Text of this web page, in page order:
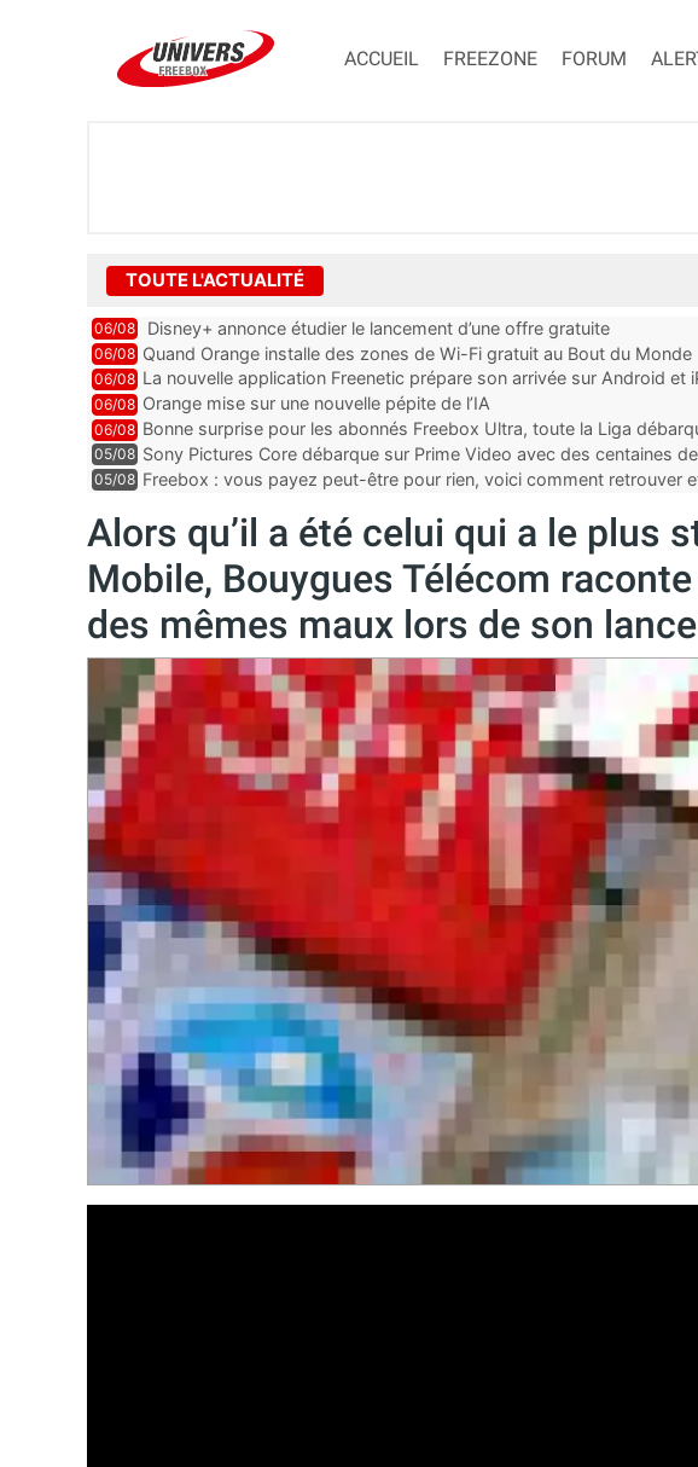
ACCUEIL FREEZONE FORUM
TOUTE L'ACTUALITÉ
06/08 Disney+ annonce étudier le lancement d’une offre gratuite
06/08 Quand Orange installe des zones de Wi-Fi gratuit au Bout du Monde
06/08 La nouvelle application Freenetic prépare son arrivée sur Android et
abonnés Freebox, testez la
06/08 Orange mise sur une nouvelle pépite de l’IA
06/08 Bonne surprise pour les abonnés Freebox Ultra, toute la Liga
inclus
05/08 Sony Pictures Core débarque sur Prime Video avec des centaines
05/08 Freebox : vous payez peut-être pour rien, voici comment retrouver
Alors qu’il a été celui qui a le plus
Mobile, Bouygues Télécom
des mêmes maux lors de son